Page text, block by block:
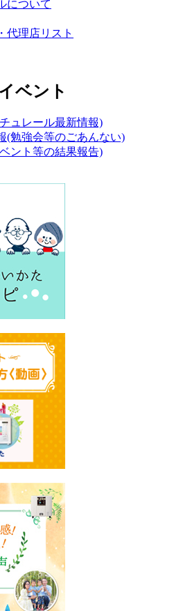
について
代理店リスト
ベント
ュレール最新情報)
(勉強会等のごあんない)
ント等の結果報告)